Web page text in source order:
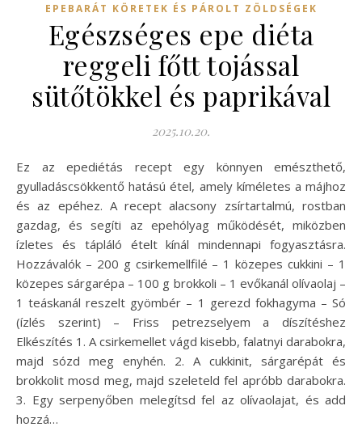
EPEBARÁT KÖRETEK ÉS PÁROLT ZÖLDSÉGEK
Egészséges epe diéta
reggeli főtt tojással
sütőtökkel és paprikával
2025.10.20.
Ez az epediétás recept egy könnyen emészthető,
gyulladáscsökkentő hatású étel, amely kíméletes a májhoz
és az epéhez. A recept alacsony zsírtartalmú, rostban
gazdag, és segíti az epehólyag működését, miközben
ízletes és tápláló ételt kínál mindennapi fogyasztásra.
Hozzávalók – 200 g csirkemellfilé – 1 közepes cukkini – 1
közepes sárgarépa – 100 g brokkoli – 1 evőkanál olívaolaj –
1 teáskanál reszelt gyömbér – 1 gerezd fokhagyma – Só
(ízlés szerint) – Friss petrezselyem a díszítéshez
Elkészítés 1. A csirkemellet vágd kisebb, falatnyi darabokra,
majd sózd meg enyhén. 2. A cukkinit, sárgarépát és
brokkolit mosd meg, majd szeleteld fel apróbb darabokra.
3. Egy serpenyőben melegítsd fel az olívaolajat, és add
hozzá…